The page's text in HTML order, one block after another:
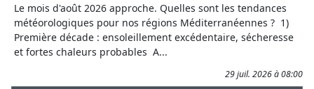
Le mois d'août 2026 approche. Quelles sont les tendances
météorologiques pour nos régions Méditerranéennes ? 1)
Première décade : ensoleillement excédentaire, sécheresse
et fortes chaleurs probables A...
29 juil. 2026 à 08:00